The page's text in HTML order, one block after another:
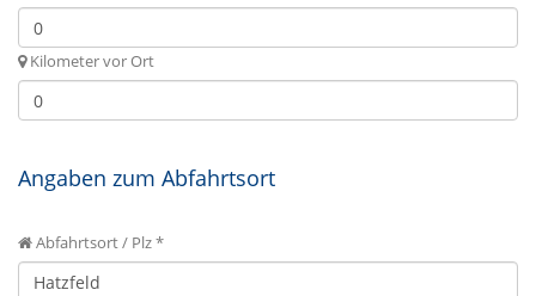
Kilometer vor Ort
Angaben zum Abfahrtsort
Abfahrtsort / Plz *